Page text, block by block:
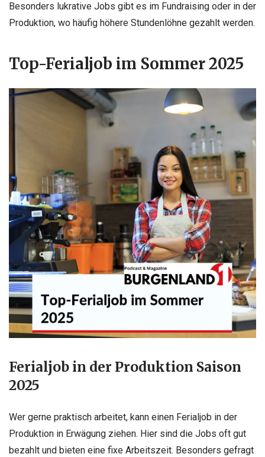
Besonders lukrative Jobs gibt es im Fundraising oder in der
Produktion, wo häufig höhere Stundenlöhne gezahlt werden.
Top-Ferialjob im Sommer 2025
Ferialjob in der Produktion Saison
2025
Wer gerne praktisch arbeitet, kann einen Ferialjob in der
Produktion in Erwägung ziehen. Hier sind die Jobs oft gut
bezahlt und bieten eine fixe Arbeitszeit. Besonders gefragt